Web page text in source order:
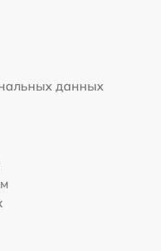
данных